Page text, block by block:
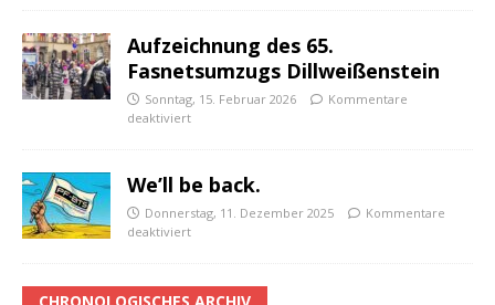
Aufzeichnung des 65.
Fasnetsumzugs Dillweißenstein
Sonntag, 15. Februar 2026
Kommentare
deaktiviert
We’ll be back.
Donnerstag, 11. Dezember 2025
Kommentare
deaktiviert